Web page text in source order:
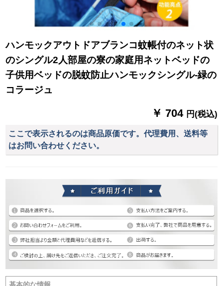
ハンモックアウトドアブランコ蚊帳付のネット状
のシングル2人部屋の寮の家庭用ネットベッドの
子供用ベッドの脱蚊防止ハンモックシングル-緑の
コラージュ
￥ 704 円(税込)
ここで表示されるのは商品原価です。代理費用、送料等
はお問い合わせください。